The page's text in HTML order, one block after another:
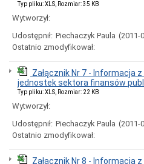
Poradnik
interesanta
energetyczny
obywatelski
Czyste
Powietrze
Punkt
dla
Mieszkańców
Zdroju
Typ pliku: XLS, Rozmiar: 35 KB
Wytworzył:
Udostępnił: Piechaczyk Paula (2011-
Ostatnio zmodyfikował:
Załącznik Nr 7 - Informacja
jednostek sektora finansów
Typ pliku: XLS, Rozmiar: 22 KB
Wytworzył:
Udostępnił: Piechaczyk Paula (2011-
Ostatnio zmodyfikował:
Załącznik Nr 8 - Informacja